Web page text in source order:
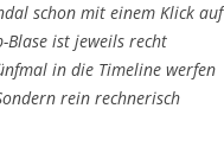
schon mit einem Klick auf
Blase ist jeweils recht
in die Timeline werfen
rein rechnerisch